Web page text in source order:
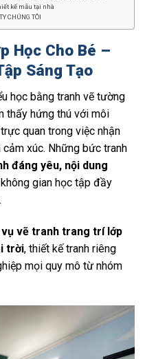
kế mẫu tại nhà
CHÚNG TÔI
Học Cho Bé –
Sáng Tạo
học bằng tranh vẽ tường
thấy hứng thú với môi
quan trong việc nhận
xúc. Những bức tranh
đáng yêu, nội dung
gian học tập đầy
vụ vẽ tranh trang trí lớp
trời, thiết kế tranh riêng
mọi quy mô từ nhóm